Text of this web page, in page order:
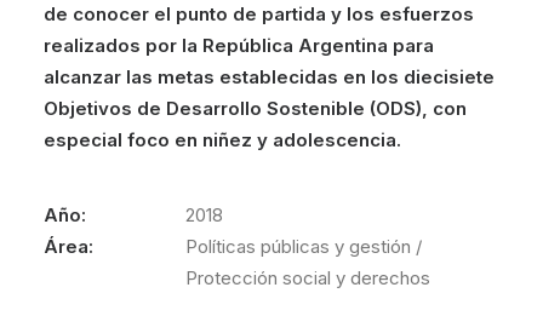
de conocer el punto de partida y los esfuerzos
realizados por la República Argentina para
alcanzar las metas establecidas en los diecisiete
Objetivos de Desarrollo Sostenible (ODS), con
especial foco en niñez y adolescencia.
Año:
2018
Área:
Políticas públicas y gestión /
Protección social y derechos